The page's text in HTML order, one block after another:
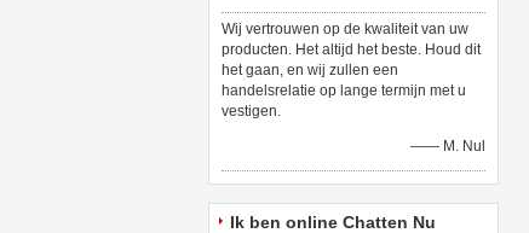
Wij vertrouwen op de kwaliteit van uw
producten. Het altijd het beste. Houd dit
het gaan, en wij zullen een
handelsrelatie op lange termijn met u
vestigen.
—— M. Nul
Ik ben online Chatten Nu